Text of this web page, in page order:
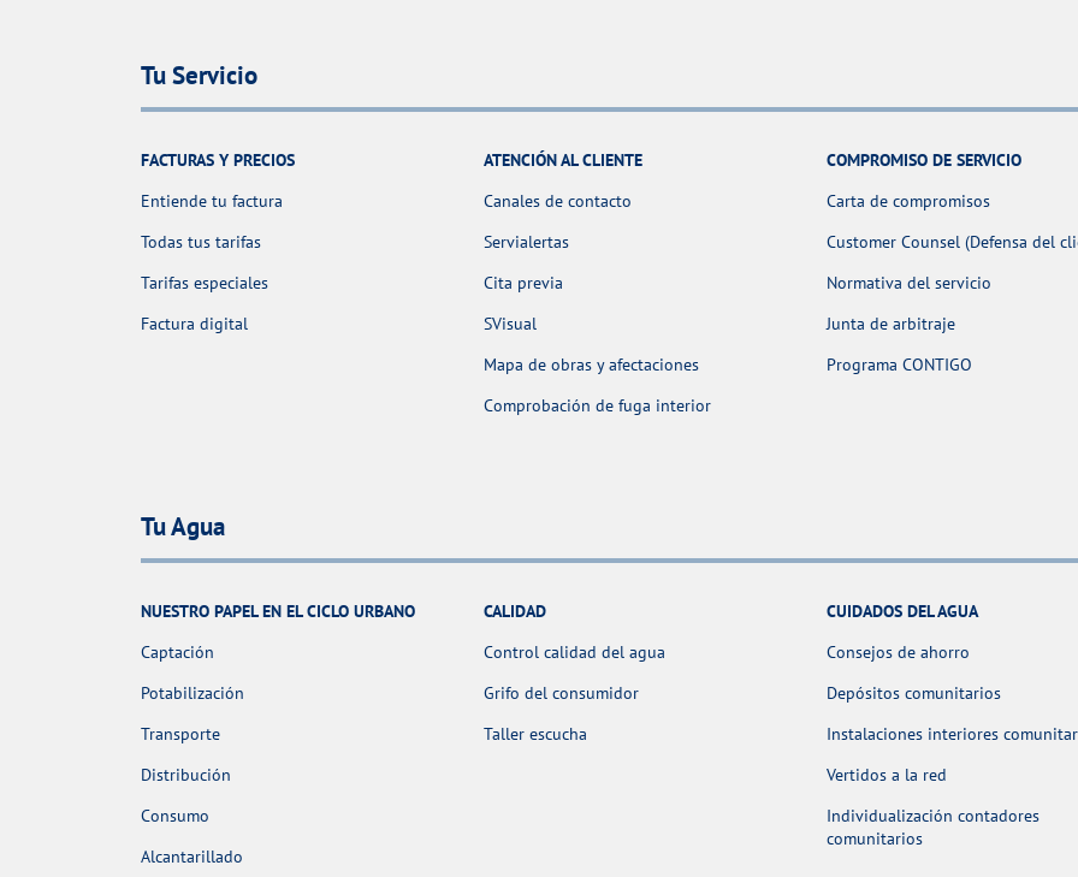
Tu Servicio
FACTURAS Y PRECIOS
Entiende tu factura
Todas tus tarifas
Tarifas especiales
Factura digital
ATENCIÓN AL CLIENTE
Canales de contacto
Servialertas
Cita previa
SVisual
Mapa de obras y afectaciones
Comprobación de fuga interior
COMPROMISO DE SERVICIO
Carta de compromisos
Customer Counsel (Defensa del
Normativa del servicio
Junta de arbitraje
Programa CONTIGO
Tu Agua
NUESTRO PAPEL EN EL CICLO URBANO
Captación
Potabilización
Transporte
Distribución
Consumo
Alcantarillado
CALIDAD
Control calidad del agua
Grifo del consumidor
Taller escucha
CUIDADOS DEL AGUA
Consejos de ahorro
Depósitos comunitarios
Instalaciones interiores
Vertidos a la red
Individualización contadores
comunitarios